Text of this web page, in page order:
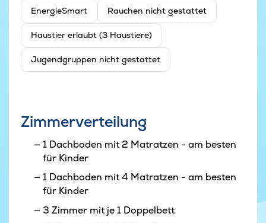
EnergieSmart Rauchen nicht gestattet
Haustier erlaubt (3 Haustiere)
Jugendgruppen nicht gestattet
Zimmerverteilung
1 Dachboden mit 2 Matratzen - am besten
für Kinder
1 Dachboden mit 4 Matratzen - am besten
für Kinder
3 Zimmer mit je 1 Doppelbett